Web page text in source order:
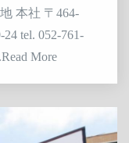
本社 〒464-
tel. 052-761-
More